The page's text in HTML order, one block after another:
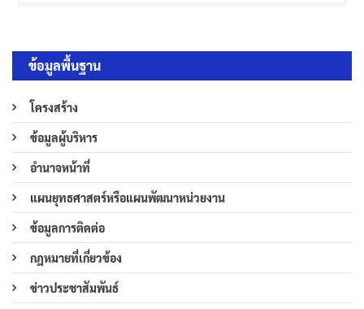
ข้อมูลพื้นฐาน
โครงสร้าง
ข้อมูลผู้บริหาร
อำนาจหน้าที่
แผนยุทธศาสตร์หรือแผนพัฒนาหน่วยงาน
ข้อมูลการติดต่อ
กฎหมายที่เกี่ยวข้อง
ข่าวประชาสัมพันธ์